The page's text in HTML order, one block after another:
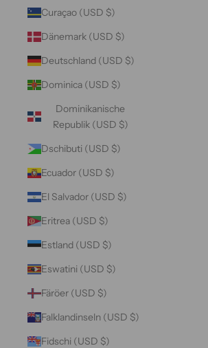
Curaçao (USD $)
Dänemark (USD $)
Deutschland (USD $)
Dominica (USD $)
Dominikanische
Republik (USD $)
Dschibuti (USD $)
Ecuador (USD $)
El Salvador (USD $)
Eritrea (USD $)
Estland (USD $)
Eswatini (USD $)
Färöer (USD $)
Falklandinseln (USD $)
Fidschi (USD $)